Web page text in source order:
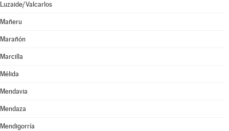
Luzaide/Valcarlos
Mañeru
Marañón
Marcilla
Mélida
Mendavia
Mendaza
Mendigorría